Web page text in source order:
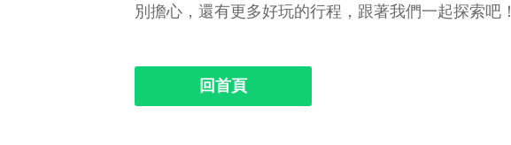
別擔心，還有更多好玩的行程，跟著我們一起探索吧！
回首頁